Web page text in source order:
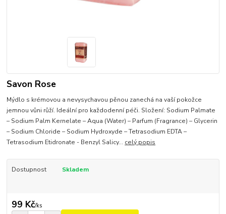
Savon Rose
Mýdlo s krémovou a nevysychavou pěnou zanechá na vaší pokožce
jemnou vůni růží. Ideální pro každodenní péči. Složení: Sodium Palmate
– Sodium Palm Kernelate – Aqua (Water) – Parfum (Fragrance) – Glycerin
– Sodium Chloride – Sodium Hydroxyde – Tetrasodium EDTA –
Tetrasodium Etidronate - Benzyl Salicy... celý popis
Dostupnost Skladem
99 Kč/ks